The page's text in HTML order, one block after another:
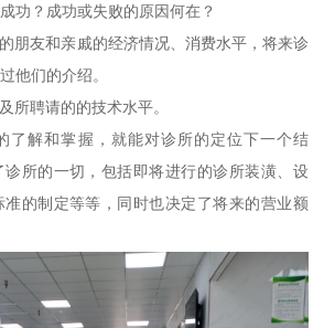
功？成功或失败的原因何在？
朋友和亲戚的经济情况、消费水平，将来诊
他们的介绍。
所聘请的的技术水平。
了解和掌握，就能对诊所的定位下一个结
所的一切，包括即将进行的诊所装潢、设
的制定等等，同时也决定了将来的营业额